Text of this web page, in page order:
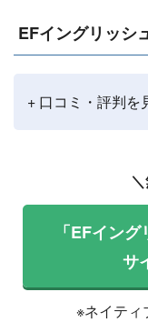
EFイングリッシ
+ 口コミ・評判を
「EFイン
サ
※ネイティ